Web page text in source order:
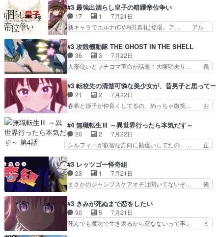
にイルドアの大佐がサラマン… 直属の部下ですら
戦争継続派か。。戦争は始… 「（あの量の差が気
になるッ!!!）」ジェ…
由、アメリカ、日本人、国語教師＋新たな… ナデ
ィー（大和撫子、やまと100Girl… 美しすぎる美
しいに美しいは美しすぎてうっ… 25)BP○さん見
逃して26)最高の機能… 前任退職、後任の教師ナ
恋太郎正解らしい… ①次の新キャラは後任の国語
教師…フラグを… どうしてもルー大柴が頭を横切
る新ヒロイン…
#3 最強出涸らし皇子の暗躍帝位争い
17 1
7月21日
新キャラでエルナ(CV内田真礼)登場。ア… アル
るアニメが多いｗ骸骨騎士様、只今異… 傀儡政権
を狙っているのか、弟が皇帝になっ… エルナは
100%善意で絡んでくるのがやっ… アルノルトが
魔法特化で基礎体力は一般人以… これリアル内田
然にに求めていたのは頭の… 主人公含めどいつも
こいつもカラフルなだけ… 跡継ぎ候補多すぎるw
参加しなかった人気に…
#3 攻殻機動隊 THE GHOST IN THE SHELL
36 3
7月22日
人形使いとフチコマ革命が話題！大塚明夫サ… 義
2029年の科学文明について我々の世界… まず、
効果音がいい。私が思うに、銃撃戦が… いきなり
のハラハラ感。犯人をどんどん追い… 擬似記憶な
の本物なのか分からないと思う？… をバンダイチ
OVAならアリかな。ICT… 冒頭のアクションから
釘付けだった。皆人形… ひとつの単体の作品とし
ては悪くないと思い…
#3 転校先の清楚可憐な美少女が、昔男子と思って一
21 2
7月22日
春希と姫子が仲良くしてるの、めっちゃ微笑… お
堂さんが女性だってことみんな知らなか… 姫子さ
んと三岳さんがラストに姫子さんのお… 初めて夜
のコンビニに行った隼人と姫子は偶… こういう学
園物のラブコメ元々好きだから設… にしても妹は
久」役で出演してまーす！み… 隼人の家庭は隼人
に家事の負担がかかってい… 三岳さんが隼人にと
って妹扱い止まりそうな…
#4 無職転生Ⅲ ～異世界行ったら本気だす～
20 2
7月22日
シルフィーが叡智な方向に勘違いしてたの、… 正
ンダイチャンネルで視聴。リーリャさん… なんか
腹立つなぁルーデウスめ…これでエリ… トレント
は後に何らかの際に活躍するんやろ… アイシ
ャ、、、なんと末恐ろしい妹なんだ！… ルーデウ
しゃあない。狂犬かくましいつ来… 本作はぬるい
ハーレムではなく、真面目に一… エリスはしばら
くEDだけやね。アイシャ、…
#3 レッツゴー怪奇組
23 1
7月21日
まさかのジャンプスケアオチは聞いてないぞ… 俺
ャ子の従姉妹シュラ子登場。主人公眼福… 跡目争
いの新キャラ登場で、今回はシュール… めちゃ子
のいとこかわいい今回主人公の驚き… メチャ子を
くしゃみと鼻水が止まらなくなる… お父さんに押
#3 きみが死ぬまで恋をしたい
90 5
7月21日
死んでも魔法で生き返るから死なないって事… ミ